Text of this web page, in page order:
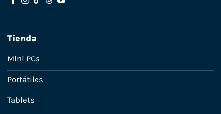
Tienda
Mini PCs
Portátiles
Tablets